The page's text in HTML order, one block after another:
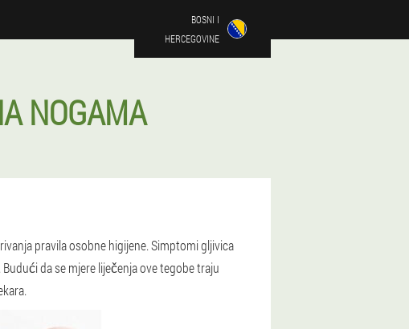
BOSNI I
HERCEGOVINE
NOGAMA
pravila osobne higijene. Simptomi gljivica
da se mjere liječenja ove tegobe traju